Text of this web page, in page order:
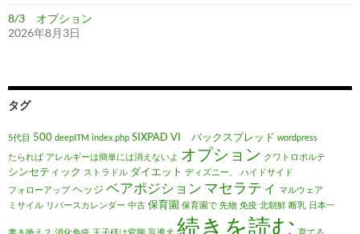
8/3 オプション
2026年8月3日
タグ
5代目 500 deepITM index.php SIXPADVI バックスプレッド wordpress
たられば アレルギーは簡単には消えないよ オプション クワトロポルテ
シンセティック ストラドル ダイエット ディズニー、
ハイドサイド
フォローアップ ヘッジ ベアポジション マセラティ マルウェア
ミサイル リバースカレンダー 中古 保育園 保育園で 先物 免疫 北朝鮮 断乳 日本一
続きを読む